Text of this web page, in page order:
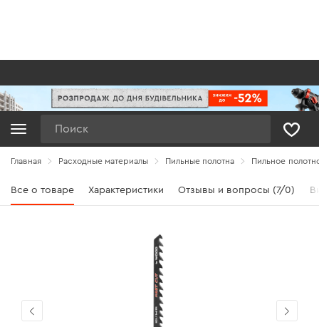
Главная Расходные материалы Пильные полотна Пильное
Все о товаре Характеристики Отзывы и вопросы (7/0)